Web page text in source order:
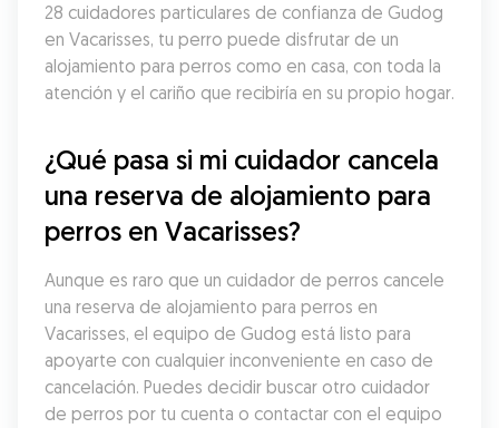
28 cuidadores particulares de confianza de Gudog
en Vacarisses, tu perro puede disfrutar de un
alojamiento para perros como en casa, con toda la
atención y el cariño que recibiría en su propio hogar.
¿Qué pasa si mi cuidador cancela
una reserva de alojamiento para
perros en Vacarisses?
Aunque es raro que un cuidador de perros cancele
una reserva de alojamiento para perros en
Vacarisses, el equipo de Gudog está listo para
apoyarte con cualquier inconveniente en caso de
cancelación. Puedes decidir buscar otro cuidador
de perros por tu cuenta o contactar con el equipo